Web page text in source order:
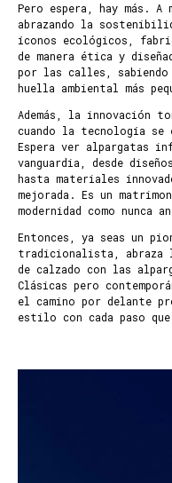
Pero espera, hay más. A
abrazando la
íconos ecológicos,
de manera ética y
por las calles, sabiendo
huella ambiental más
Además, la innovación
cuando la tecnología
Espera ver alpargatas
vanguardia, desde
hasta materiales
mejorada. Es un
modernidad como nunca
Entonces, ya seas un
tradicionalista, abraza
de calzado con las
Clásicas pero
el camino por delante
estilo con cada paso